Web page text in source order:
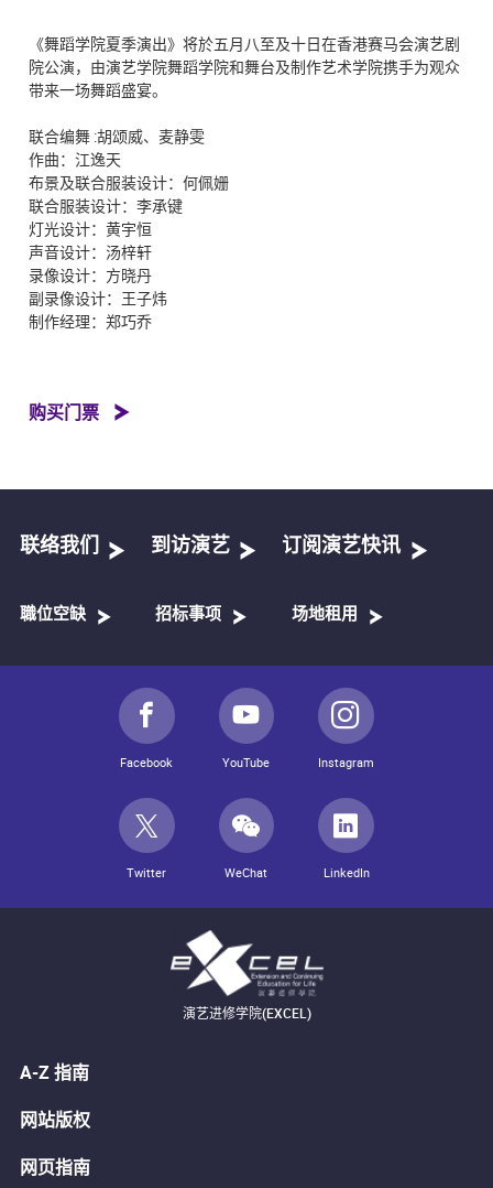
《舞蹈学院夏季演出》将於五月八至及十日在香港赛马会演艺剧
院公演，由演艺学院舞蹈学院和舞台及制作艺术学院携手为观众
带来一场舞蹈盛宴。
联合编舞 :胡颂威、麦静雯
作曲：江逸天
布景及联合服装设计：何佩姗
联合服装设计：李承键
灯光设计：黄宇恒
声音设计：汤梓轩
录像设计：方晓丹
副录像设计：王子炜
制作经理：郑巧乔
购买门票
联络我们 到访演艺 订阅演艺快讯
職位空缺 招标事项 场地租用
Facebook YouTube Instagram
Twitter WeChat LinkedIn
演艺进修学院(EXCEL)
A-Z 指南
网站版权
网页指南